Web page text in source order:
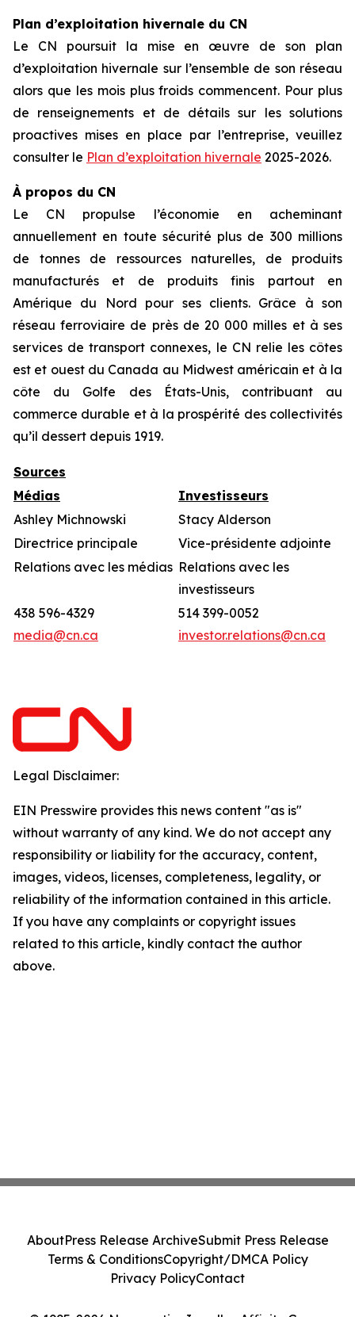
Plan d’exploitation hivernale du CN
Le CN poursuit la mise en œuvre de son plan
d’exploitation hivernale sur l’ensemble de son réseau
alors que les mois plus froids commencent. Pour plus
de renseignements et de détails sur les solutions
proactives mises en place par l’entreprise, veuillez
consulter le Plan d’exploitation hivernale 2025-2026.
À propos du CN
Le CN propulse l’économie en acheminant
annuellement en toute sécurité plus de 300 millions
de tonnes de ressources naturelles, de produits
manufacturés et de produits finis partout en
Amérique du Nord pour ses clients. Grâce à son
réseau ferroviaire de près de 20 000 milles et à ses
services de transport connexes, le CN relie les côtes
est et ouest du Canada au Midwest américain et à la
côte du Golfe des États-Unis, contribuant au
commerce durable et à la prospérité des collectivités
qu’il dessert depuis 1919.
Sources
Médias
Investisseurs
Ashley Michnowski
Stacy Alderson
Directrice principale
Vice-présidente adjointe
Relations avec les médias Relations avec les
investisseurs
438 596-4329
media@cn.ca
514 399-0052
investor.relations@cn.ca
Legal Disclaimer:
EIN Presswire provides this news content "as is"
without warranty of any kind. We do not accept any
responsibility or liability for the accuracy, content,
images, videos, licenses, completeness, legality, or
reliability of the information contained in this article.
If you have any complaints or copyright issues
related to this article, kindly contact the author
above.
AboutPress Release ArchiveSubmit Press Release
Terms & ConditionsCopyright/DMCA Policy
Privacy PolicyContact